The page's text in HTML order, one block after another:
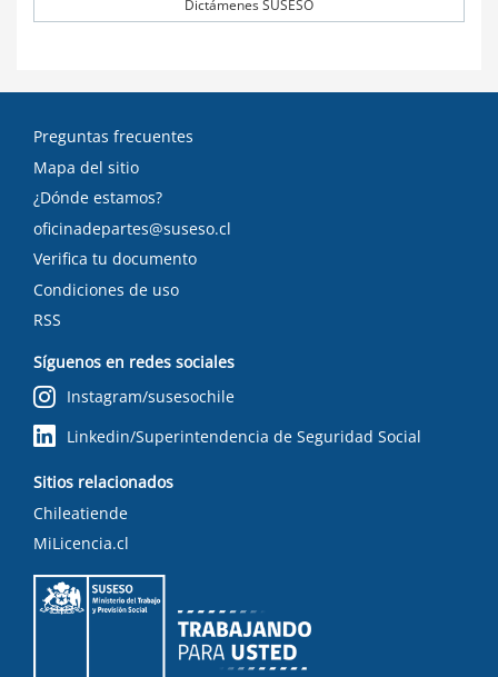
Dictámenes SUSESO
Preguntas frecuentes
Mapa del sitio
¿Dónde estamos?
oficinadepartes@suseso.cl
Verifica tu documento
Condiciones de uso
RSS
Síguenos en redes sociales
Instagram/susesochile
Linkedin/Superintendencia de Seguridad Social
Sitios relacionados
Chileatiende
MiLicencia.cl